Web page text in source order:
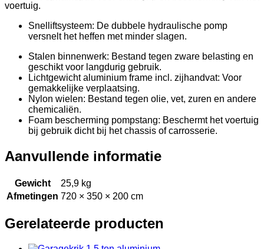
voertuig.
Snelliftsysteem: De dubbele hydraulische pomp
versnelt het heffen met minder slagen.
Stalen binnenwerk: Bestand tegen zware belasting en
geschikt voor langdurig gebruik.
Lichtgewicht aluminium frame incl. zijhandvat: Voor
gemakkelijke verplaatsing.
Nylon wielen: Bestand tegen olie, vet, zuren en andere
chemicaliën.
Foam bescherming pompstang: Beschermt het voertuig
bij gebruik dicht bij het chassis of carrosserie.
Aanvullende informatie
Gewicht
25,9 kg
Afmetingen 720 × 350 × 200 cm
Gerelateerde producten